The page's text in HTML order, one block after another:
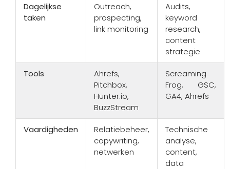
Dagelijkse
taken
Outreach,
prospecting,
link monitoring
Audits,
keyword
research,
content
strategie
Tools
Ahrefs,
Pitchbox,
Hunter.io,
BuzzStream
Screaming
Frog, GSC,
GA4, Ahrefs
Vaardigheden
Relatiebeheer,
copywriting,
netwerken
Technische
analyse,
content,
data